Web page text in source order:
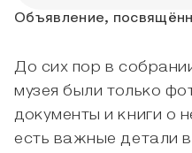
Объявление,
До сих пор в
музея были только
документы и книги о
есть важные детали